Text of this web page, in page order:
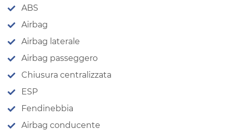
ABS
Airbag
Airbag laterale
Airbag passeggero
Chiusura centralizzata
ESP
Fendinebbia
Airbag conducente